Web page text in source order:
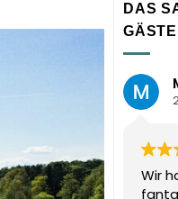
DAS
GÄSTE
den
Segelausflug
Wir